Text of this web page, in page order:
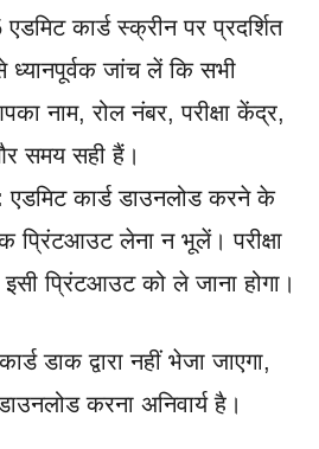
कार्ड स्क्रीन पर प्रदर्शित
ध्यानपूर्वक जांच लें कि सभी
नाम, रोल नंबर, परीक्षा केंद्र,
समय सही हैं।
एडमिट कार्ड डाउनलोड करने के
प्रिंटआउट लेना न भूलें। परीक्षा
प्रिंटआउट को ले जाना होगा।
डाक द्वारा नहीं भेजा जाएगा,
करना अनिवार्य है।